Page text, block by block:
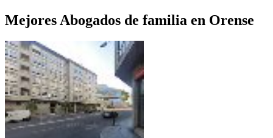
Mejores Abogados de familia en Orense